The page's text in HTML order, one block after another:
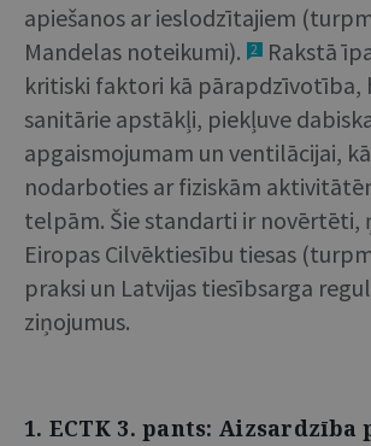
apiešanos ar ieslodzītajiem
Mandelas noteikumi).
2
Rakstā
kritiski faktori kā pārapdzīvotība,
sanitārie apstākļi, piekļuve
apgaismojumam un ventilācijai,
nodarboties ar fiziskām
telpām. Šie standarti ir novērtēti,
Eiropas Cilvēktiesību tiesas
praksi un Latvijas tiesībsarga
ziņojumus.
1. ECTK 3. pants: